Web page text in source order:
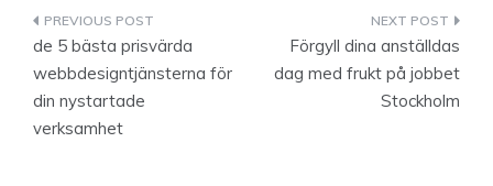
Indlægsnavigation
de 5 bästa prisvärda
webbdesigntjänsterna för
din nystartade
verksamhet
Förgyll dina anställdas
dag med frukt på jobbet
Stockholm